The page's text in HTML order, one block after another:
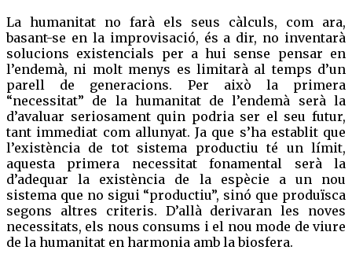
La humanitat no farà els seus càlculs, com ara,
basant-se en la improvisació, és a dir, no inventarà
solucions existencials per a hui sense pensar en
l’endemà, ni molt menys es limitarà al temps d’un
parell de generacions. Per això la primera
“necessitat” de la humanitat de l’endemà serà la
d’avaluar seriosament quin podria ser el seu futur,
tant immediat com allunyat. Ja que s’ha establit que
l’existència de tot sistema productiu té un límit,
aquesta primera necessitat fonamental serà la
d’adequar la existència de la espècie a un nou
sistema que no sigui “productiu”, sinó que produïsca
segons altres criteris. D’allà derivaran les noves
necessitats, els nous consums i el nou mode de viure
de la humanitat en harmonia amb la biosfera.